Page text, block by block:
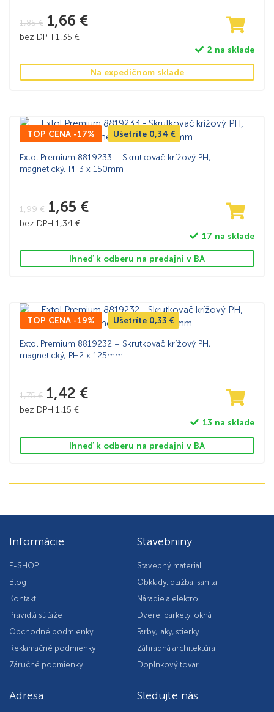
1,85€ 1,66 €
bez DPH 1,35 €
2 na sklade
Na expedičnom sklade
TOP CENA -17% Ušetríte 0,34 €
Extol Premium 8819233 – Skrutkovač krížový PH,
magnetický, PH3 x 150mm
1,99€ 1,65 €
bez DPH 1,34 €
17 na sklade
Ihneď k odberu na predajni v BA
TOP CENA -19% Ušetríte 0,33 €
Extol Premium 8819232 – Skrutkovač krížový PH,
magnetický, PH2 x 125mm
1,75€ 1,42 €
bez DPH 1,15 €
13 na sklade
Ihneď k odberu na predajni v BA
Informácie
E-SHOP
Blog
Kontakt
Pravidlá súťaže
Obchodné podmienky
Reklamačné podmienky
Záručné podmienky
Stavebniny
Stavebný materiál
Obklady, dlažba, sanita
Náradie a elektro
Dvere, parkety, okná
Farby, laky, stierky
Záhradná architektúra
Doplnkový tovar
Adresa Sledujte nás